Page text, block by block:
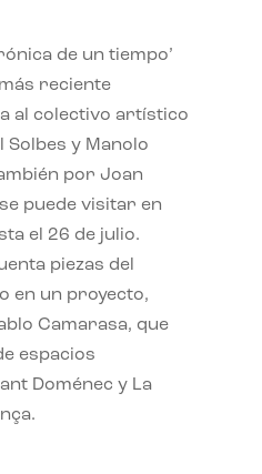
de un tiempo’
reciente
al colectivo artístico
y Manolo
por Joan
puede visitar en
el 26 de julio.
piezas del
en un proyecto,
Camarasa, que
espacios
Doménec y La